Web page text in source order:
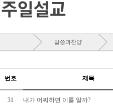
말씀과찬양
번호 제목
31 내가 어찌하면 이를 알까?